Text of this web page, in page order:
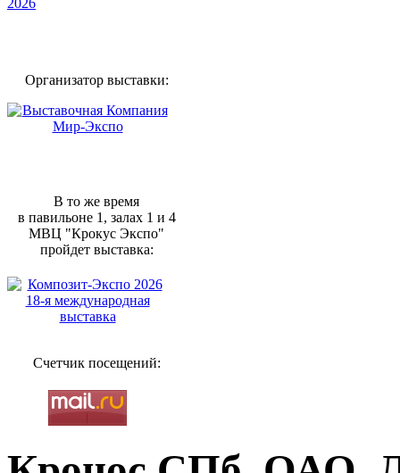
Организатор выставки:
В то же время
в павильоне 1, залах 1 и 4
МВЦ "Крокус Экспо"
пройдет выставка:
Счетчик посещений: